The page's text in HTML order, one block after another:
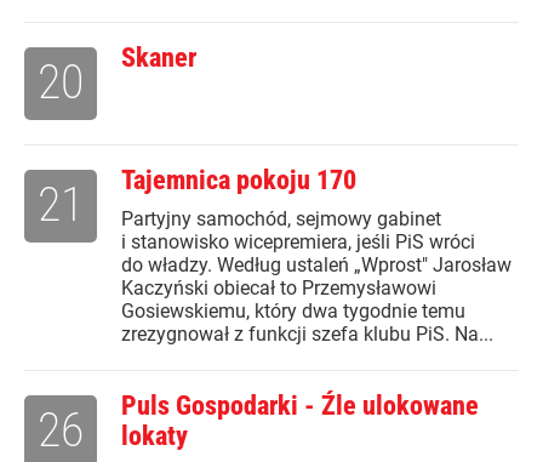
Skaner
20
Tajemnica pokoju 170
Partyjny samochód, sejmowy gabinet
i stanowisko wicepremiera, jeśli PiS wróci
do władzy. Według ustaleń „Wprost" Jarosław
Kaczyński obiecał to Przemysławowi
Gosiewskiemu, który dwa tygodnie temu
zrezygnował z funkcji szefa klubu PiS. Na...
21
Puls Gospodarki - Źle ulokowane
lokaty
26